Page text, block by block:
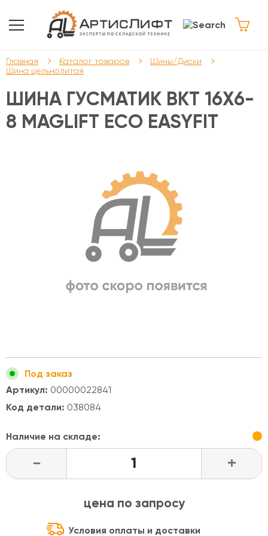
Главная Каталог товаров
Шины/Диски
Шина цельнолитая
ШИНА ГУСМАТИК BKT 16Х6-
8 MAGLIFT ECO EASYFIT
Под заказ
Артикул: 00000022841
Код детали: 038084
Наличие на складе:
- +
цена по запросу
Условия оплаты и доставки